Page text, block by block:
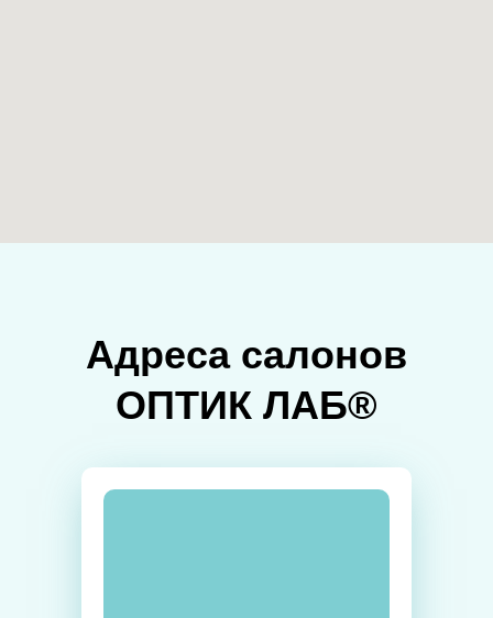
Адреса салонов
ОПТИК ЛАБ®